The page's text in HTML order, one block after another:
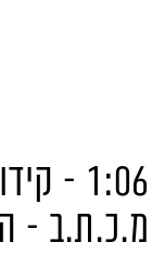
1:06
מ.כ.ת.ב –